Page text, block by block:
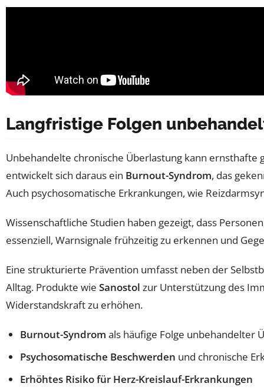
Langfristige Folgen
Unbehandelte chronische Überlastung kann
entwickelt sich daraus ein Burnout-Syndrom, das
Auch psychosomatische Erkrankungen, wie
Wissenschaftliche Studien haben gezeigt, dass
essenziell, Warnsignale frühzeitig zu erkennen und
Eine strukturierte Prävention umfasst neben der
Alltag. Produkte wie Sanostol zur Unterstützung des
Widerstandskraft zu erhöhen.
Burnout-Syndrom als häufige Folge unbehandelter
Psychosomatische Beschwerden und chronische
Erhöhtes Risiko für Herz-Kreislauf-Erkrankungen